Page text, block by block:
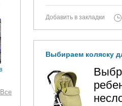
Все
Добавить в закладки
Выбираем коляску